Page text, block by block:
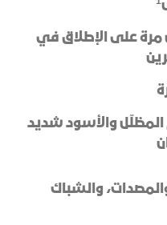
مرة على الإطلاق في
والأسود شديد
والشباك